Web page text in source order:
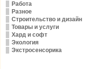
Работа
Разное
Строительство и дизайн
Товары и услуги
Хард и софт
Экология
Экстросенсорика